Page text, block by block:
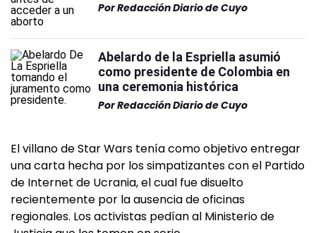
PorRedacción Diario de Cuyo
Abelardo de la Espriella asumió
como presidente de Colombia en
una ceremonia histórica
PorRedacción Diario de Cuyo
El villano de Star Wars tenía como objetivo entregar
una carta hecha por los simpatizantes con el Partido
de Internet de Ucrania, el cual fue disuelto
recientemente por la ausencia de oficinas
regionales. Los activistas pedían al Ministerio de